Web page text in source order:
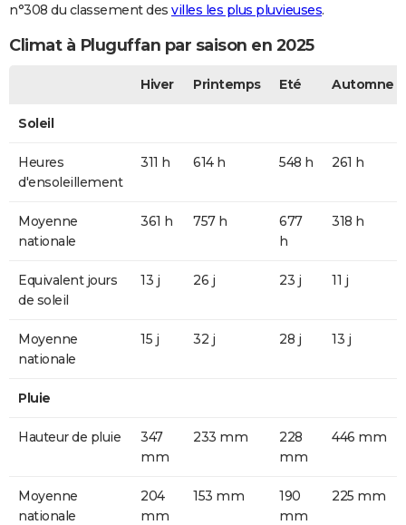
n°308 du classement des villes les plus pluvieuses.
Climat à Pluguffan par saison en 2025
Hiver Printemps Eté Automne
Soleil
Heures
d'ensoleillement
311 h 614 h 548 h 261 h
Moyenne
nationale
361 h 757 h
677
h
318 h
Equivalent jours
de soleil
13 j 26 j 23 j 11 j
Moyenne
nationale
15 j 32 j 28 j 13 j
Pluie
Hauteur de pluie
347
mm
233 mm
228
mm
446 mm
Moyenne
nationale
204
mm
153 mm
190
mm
225 mm